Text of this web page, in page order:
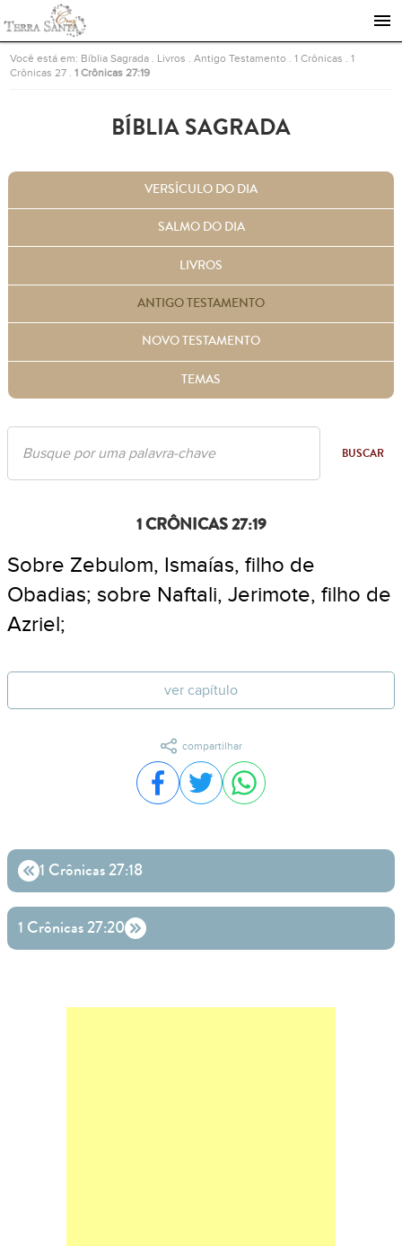
Ir para a página inicial
Você está em: Bíblia Sagrada Livros .Antigo Testamento .1 Crônicas .1
Crônicas 27 .1 Crônicas 27:19
BÍBLIA SAGRADA
VERSÍCULO DO DIA
SALMO DO DIA
LIVROS
ANTIGO TESTAMENTO
NOVO TESTAMENTO
TEMAS
BUSCAR
1 CRÔNICAS 27:19
Sobre Zebulom, Ismaías, filho de
Obadias; sobre Naftali, Jerimote, filho de
Azriel;
ver capítulo
compartilhar
Compartilhar no Facebook
Compartilhar no Twitter
Compartilhar no
1 Crônicas 27:18
1 Crônicas 27:20